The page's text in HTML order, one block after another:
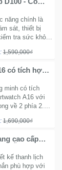
khỏe
năng chính là
sát, thiết bị
tra sức khỏe
1,590,000₫
có tích hợp
minh có tích
A16 với
về 2 phía 2.5D
1,690,000₫
cao cấp
mẫu thanh
kế thanh lịch
phù hợp với